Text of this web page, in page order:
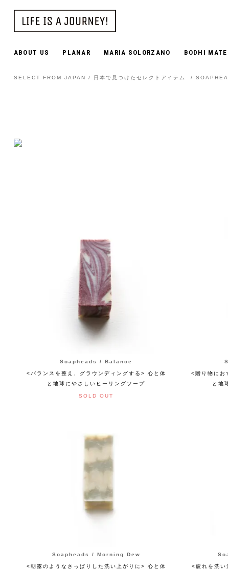
ABOUT US PLANAR MARIA SOLORZANO BODHI MATE
SELECT FROM JAPAN / 日本で見つけたセレクトアイテム /
Soapheads / Balance
<バランスを整え、グラウンディングする> 心と体
と地球にやさしいヒーリングソープ
SOLD OUT
<贈り物にお
と地
Soapheads / Morning Dew
<朝露のようなさっぱりした洗い上がりに> 心と体
<疲れを洗い